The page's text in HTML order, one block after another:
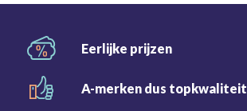
Eerlijke prijzen
A-merken dus topkwaliteit